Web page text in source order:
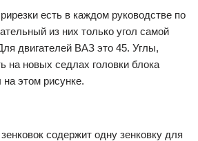
есть в каждом руководстве по
из них только угол самой
двигателей ВАЗ это 45. Углы,
на новых седлах головки блока
этом рисунке.
содержит одну зенковку для